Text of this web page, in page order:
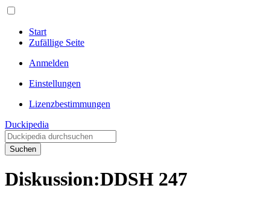
Start
Zufällige Seite
Anmelden
Einstellungen
Lizenzbestimmungen
Duckipedia
Suchen
Diskussion:DDSH 247